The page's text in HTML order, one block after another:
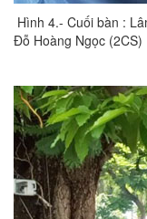
Hình 4.- Cuối bàn :
Đỗ Hoàng Ngọc (2CS)